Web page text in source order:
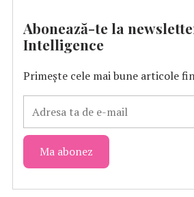
Abonează-te la
Intelligence
Primește cele mai bune articole